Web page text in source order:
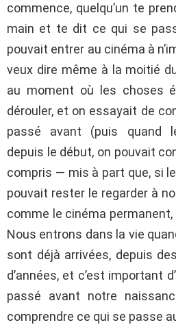
commence, quelqu’un te
main et te dit ce qui se
pouvait entrer au cinéma à
veux dire même à la moitié
au moment où les choses
dérouler, et on essayait de
passé avant (puis quand
depuis le début, on pouvait
compris — mis à part que, si
pouvait rester le regarder à
comme le cinéma
Nous entrons dans la vie
sont déjà arrivées, depuis
d’années, et c’est important
passé avant notre
comprendre ce qui se passe